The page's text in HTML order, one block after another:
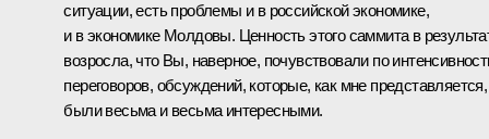
ситуации, есть проблемы и в российской экономике,
и в экономике Молдовы. Ценность этого саммита в
возросла, что Вы, наверное, почувствовали по
переговоров, обсуждений, которые, как мне представляется,
были весьма и весьма интересными.